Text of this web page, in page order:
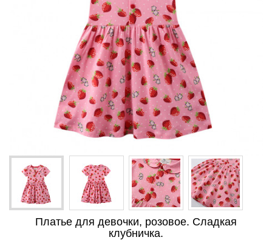
Платье для девочки, розовое. Сладкая
клубничка.